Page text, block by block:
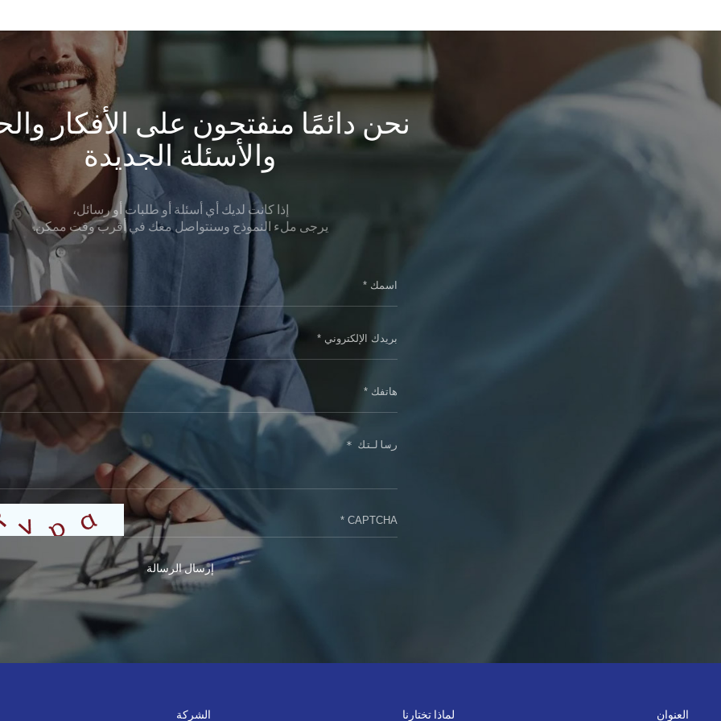
نحن دائمًا منفتحون على الأفكار
والأسئلة الجديدة
إذا كانت لديك أي أسئلة أو طلبات أو رسائل،
يرجى ملء النموذج وسنتواصل معك في أقرب وقت ممكن.
إرسال الرسالة
الشركة لماذا تختارنا العنوان